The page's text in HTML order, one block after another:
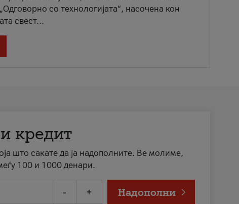
со технологијата“, насочена кон
свест...
кредит
што сакате да ја надополните. Ве молиме,
100 и 1000 денари.
- + Надополни